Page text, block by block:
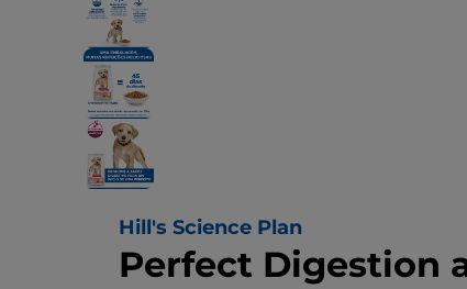
Hill's Science Plan
Perfect Digestion